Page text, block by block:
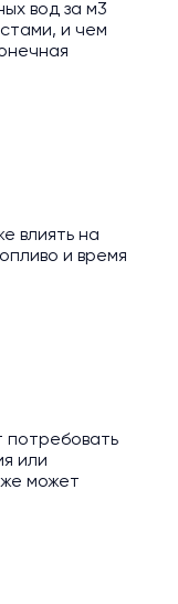
вод за м3
и чем
влиять на
и время
потребовать
или
может